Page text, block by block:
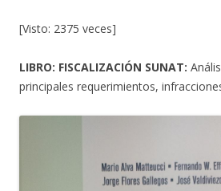
[Visto: 2375 veces]
LIBRO: FISCALIZACIÓN SUNAT:
principales requerimientos,